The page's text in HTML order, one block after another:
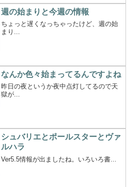
週の始まりと今週の情報
ちょっと遅くなっちゃったけど、週の始
まり...
なんか色々始まってるんですよね
昨日の夜というか夜中点灯してるので天
獄が...
シュバリエとポールスターとヴァ
ルハラ
Ver5.5情報が出ましたね。いろいろ書...